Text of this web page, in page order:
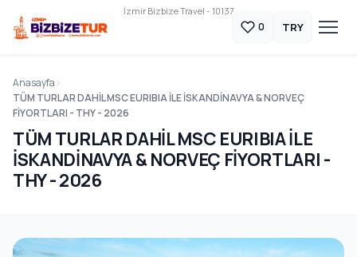
İzmir Bizbize Travel - 10137
0 TRY
Anasayfa
TÜM TURLAR DAHİL MSC EURIBIA İLE İSKANDİNAVYA & NORVEÇ
FİYORTLARI - THY - 2026
TÜM TURLAR DAHİL MSC EURIBIA İLE
İSKANDİNAVYA & NORVEÇ FİYORTLARI -
THY - 2026